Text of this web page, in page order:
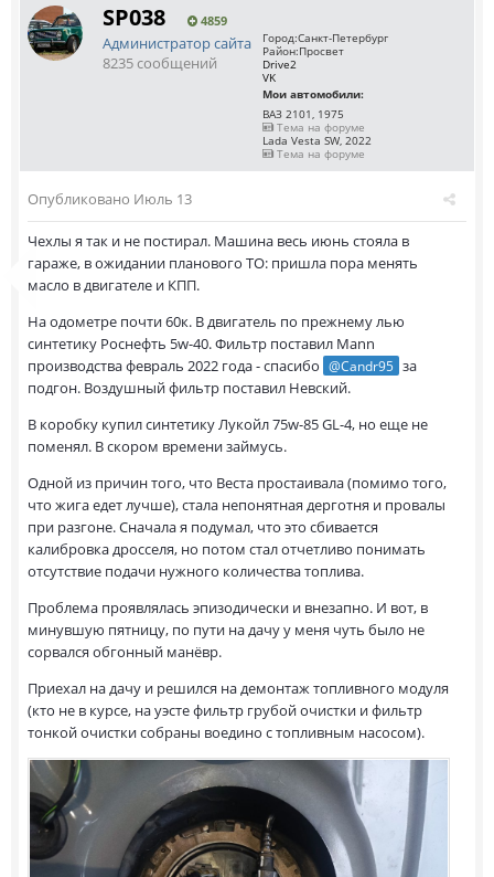
SP038 4859
Администратор сайта
8235 сообщений
Город:Санкт-Петербург
Район:Просвет
Drive2
VK
Мои автомобили:
ВАЗ 2101, 1975
Тема на форуме
Lada Vesta SW, 2022
Тема на форуме
Опубликовано Июль 13
Чехлы я так и не постирал. Машина весь июнь стояла в
гараже, в ожидании планового ТО: пришла пора менять
масло в двигателе и КПП.
На одометре почти 60к. В двигатель по прежнему лью
синтетику Роснефть 5w-40. Фильтр поставил Mann
производства февраль 2022 года - спасибо @Саndr95 за
подгон. Воздушный фильтр поставил Невский.
В коробку купил синтетику Лукойл 75w-85 GL-4, но еще не
поменял. В скором времени займусь.
Одной из причин того, что Веста простаивала (помимо того,
что жига едет лучше), стала непонятная дерготня и провалы
при разгоне. Сначала я подумал, что это сбивается
калибровка дросселя, но потом стал отчетливо понимать
отсутствие подачи нужного количества топлива.
Проблема проявлялась эпизодически и внезапно. И вот, в
минувшую пятницу, по пути на дачу у меня чуть было не
сорвался обгонный манёвр.
Приехал на дачу и решился на демонтаж топливного модуля
(кто не в курсе, на уэсте фильтр грубой очистки и фильтр
тонкой очистки собраны воедино с топливным насосом).